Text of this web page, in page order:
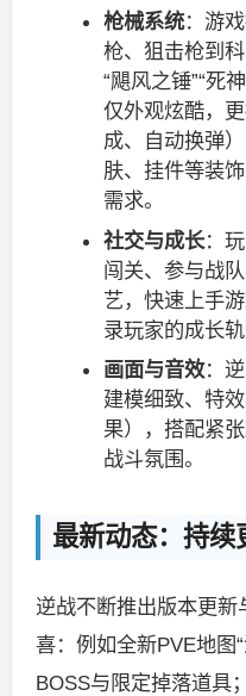
枪械系统：游
枪、狙击枪到
“飓风之锤”“死
仅外观炫酷，
成、自动换弹
肤、挂件等装
需求。
社交与成长：
闯关、参与战
艺，快速上手
录玩家的成长轨
画面与音效：
建模细致、特
果），搭配紧
战斗氛围。
最新动态：持续
逆战不断推出版本更
喜：例如全新PVE地图
BOSS与限定掉落道具